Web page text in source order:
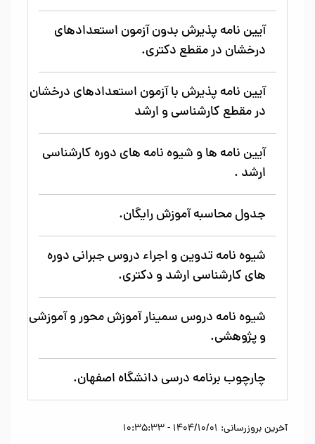
آیین نامه پذیرش بدون آزمون استعدادهای
درخشان در مقطع دکتری.
آیین نامه پذیرش با آزمون استعدادهای درخشان
در مقطع کارشناسی و ارشد
آیین نامه ها و شیوه نامه های دوره کارشناسی
ارشد .
جدول محاسبه آموزش رایگان.
شیوه نامه تدوین و اجراء دروس جبرانی دوره
های کارشناسی ارشد و دکتری.
شیوه نامه دروس سمینار آموزش محور و آموزشی
و پژوهشی.
چارچوب برنامه درسی دانشگاه اصفهان.
آخرین بروزرسانی: 1404/10/01 - 10:35:33